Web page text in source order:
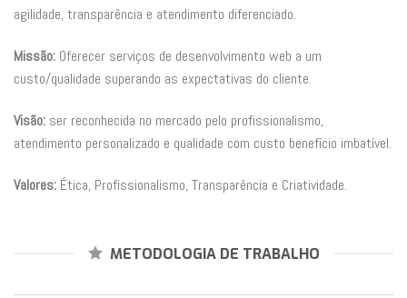
agilidade, transparência e atendimento diferenciado.
Missão: Oferecer serviços de desenvolvimento web a um
custo/qualidade superando as expectativas do cliente.
Visão: ser reconhecida no mercado pelo profissionalismo,
atendimento personalizado e qualidade com custo benefício imbatível.
Valores: Ética, Profissionalismo, Transparência e Criatividade.
METODOLOGIA DE TRABALHO